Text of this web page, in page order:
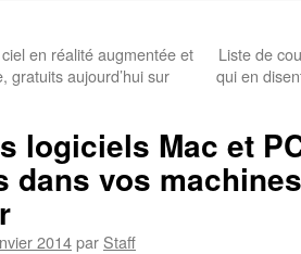
en réalité augmentée et
gratuits aujourd’hui sur
Liste de
qui en
logiciels Mac et
dans vos
2014par Staff